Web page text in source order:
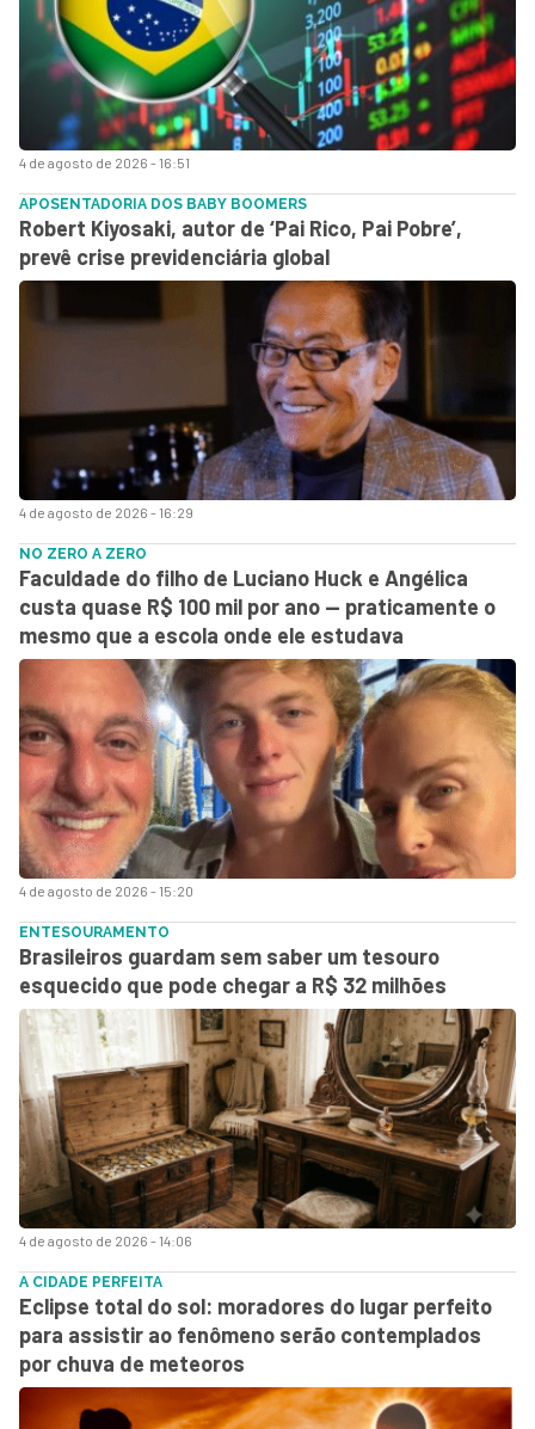
4 de agosto de 2026 - 16:51
4 de agosto de 2026 - 16:29
APOSENTADORIA DOS BABY BOOMERS
Robert Kiyosaki, autor de ‘Pai Rico, Pai Pobre’,
prevê crise previdenciária global
4 de agosto de 2026 - 15:20
NO ZERO A ZERO
Faculdade do filho de Luciano Huck e Angélica
custa quase R$ 100 mil por ano — praticamente o
mesmo que a escola onde ele estudava
4 de agosto de 2026 - 14:06
ENTESOURAMENTO
Brasileiros guardam sem saber um tesouro
esquecido que pode chegar a R$ 32 milhões
A CIDADE PERFEITA
Eclipse total do sol: moradores do lugar perfeito
para assistir ao fenômeno serão contemplados
por chuva de meteoros